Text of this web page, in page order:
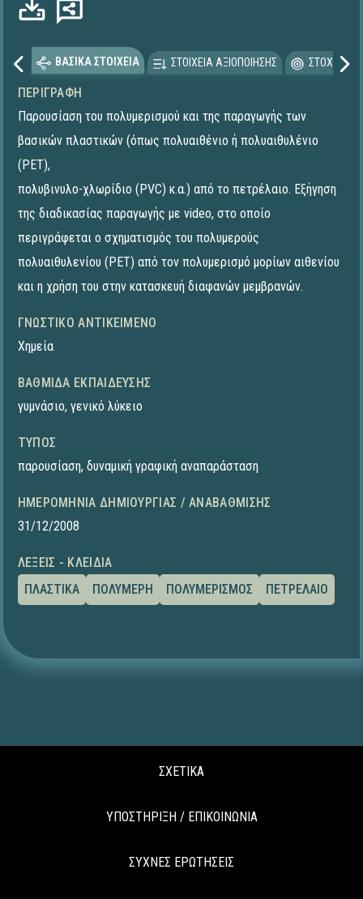
ΒΑΣΙΚΑ ΣΤΟΙΧΕΙΑ ΣΤΟΙΧΕΙΑ ΑΞΙΟΠΟΙΗΣΗΣ
ΠΕΡΙΓΡΑΦΉ
Παρουσίαση του πολυμερισμού και της παραγωγής των
βασικών πλαστικών (όπως πολυαιθένιο ή πολυαιθυλένιο
(PET),
πολυβινυλο-χλωρίδιο (PVC) κ.α.) από το πετρέλαιο. Εξήγηση
της διαδικασίας παραγωγής με video, στο οποίο
περιγράφεται ο σχηματισμός του πολυμερούς
πολυαιθυλενίου (PET) από τον πολυμερισμό μορίων αιθενίου
και η χρήση του στην κατασκευή διαφανών μεμβρανών.
ΓΝΩΣΤΙΚΌ ΑΝΤΙΚΕΊΜΕΝΟ
Χημεία
ΒΑΘΜΊΔΑ ΕΚΠΑΊΔΕΥΣΗΣ
γυμνάσιο, γενικό λύκειο
ΤΎΠΟΣ
παρουσίαση, δυναμική γραφική αναπαράσταση
ΗΜΕΡΟΜΗΝΊΑ ΔΗΜΙΟΥΡΓΊΑΣ / ΑΝΑΒΆΘΜΙΣΗΣ
31/12/2008
ΛΈΞΕΙΣ - ΚΛΕΙΔΙΆ
ΠΛΑΣΤΙΚΑ
ΠΟΛΥΜΕΡΗ ΠΟΛΥΜΕΡΙΣΜΟΣ ΠΕΤΡΕΛΑΙΟ
ΣΧΕΤΙΚΑ
ΥΠΟΣΤΗΡΙΞΗ / ΕΠΙΚΟΙΝΩΝΙΑ
ΣΥΧΝΕΣ ΕΡΩΤΗΣΕΙΣ